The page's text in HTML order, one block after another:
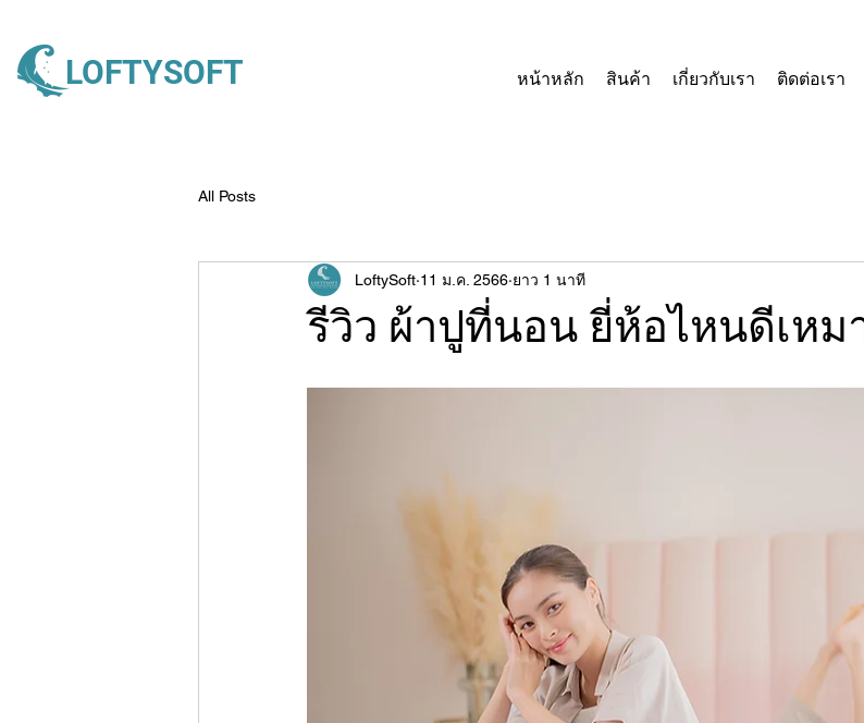
LOFTYSOFT หน้าหลัก สินค้า เกี่ยวกับเรา ติดต่อเรา
All Posts
รีวิว ผ้าปูที่นอน ยี่ห้อไหนดีเห
LoftySoft 11 ม.ค. 2566 ยาว 1 นาที